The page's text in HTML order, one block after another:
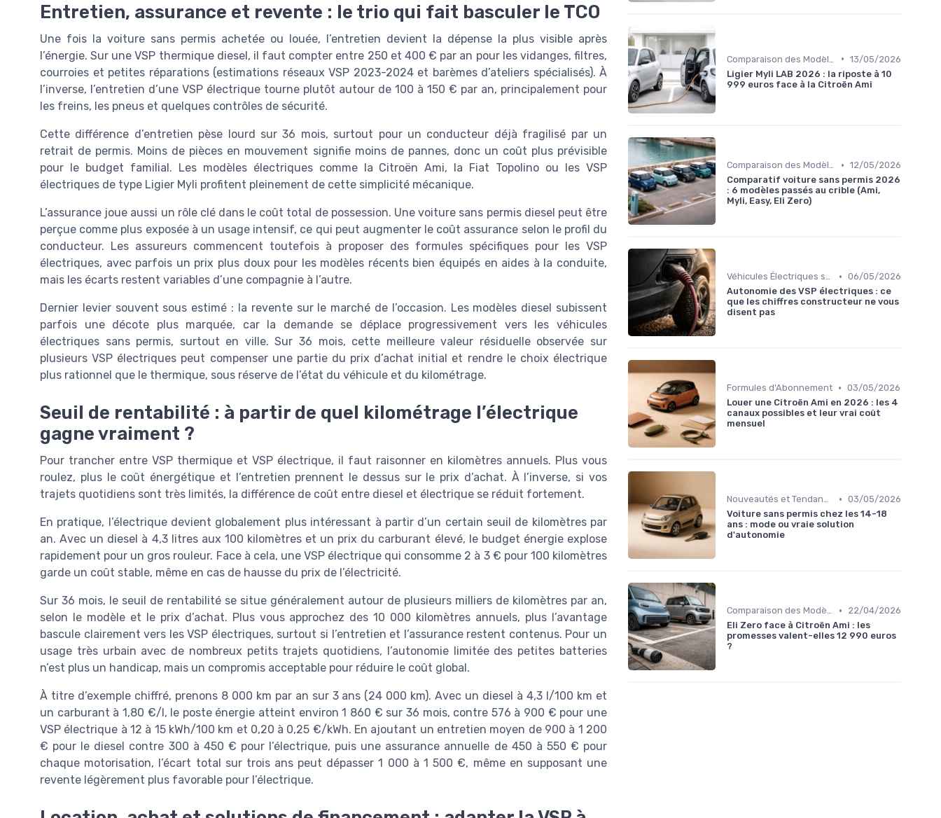
Entretien, assurance et revente : le trio qui fait basculer le TCO
Une fois la voiture sans permis achetée ou louée, l’entretien devient la dépense la plus visible après
l’énergie. Sur une VSP thermique diesel, il faut compter entre 250 et 400 € par an pour les vidanges, filtres,
courroies et petites réparations (estimations réseaux VSP 2023-2024 et barèmes d’ateliers spécialisés). À
l’inverse, l’entretien d’une VSP électrique tourne plutôt autour de 100 à 150 € par an, principalement pour
les freins, les pneus et quelques contrôles de sécurité.
Cette différence d’entretien pèse lourd sur 36 mois, surtout pour un conducteur déjà fragilisé par un
retrait de permis. Moins de pièces en mouvement signifie moins de pannes, donc un coût plus prévisible
pour le budget familial. Les modèles électriques comme la Citroën Ami, la Fiat Topolino ou les VSP
électriques de type Ligier Myli profitent pleinement de cette simplicité mécanique.
L’assurance joue aussi un rôle clé dans le coût total de possession. Une voiture sans permis diesel peut être
perçue comme plus exposée à un usage intensif, ce qui peut augmenter le coût assurance selon le profil du
conducteur. Les assureurs commencent toutefois à proposer des formules spécifiques pour les VSP
électriques, avec parfois un prix plus doux pour les modèles récents bien équipés en aides à la conduite,
mais les écarts restent variables d’une compagnie à l’autre.
Dernier levier souvent sous estimé : la revente sur le marché de l’occasion. Les modèles diesel subissent
parfois une décote plus marquée, car la demande se déplace progressivement vers les véhicules
électriques sans permis, surtout en ville. Sur 36 mois, cette meilleure valeur résiduelle observée sur
plusieurs VSP électriques peut compenser une partie du prix d’achat initial et rendre le choix électrique
plus rationnel que le thermique, sous réserve de l’état du véhicule et du kilométrage.
Seuil de rentabilité : à partir de quel kilométrage l’électrique
gagne vraiment ?
Pour trancher entre VSP thermique et VSP électrique, il faut raisonner en kilomètres annuels. Plus vous
roulez, plus le coût énergétique et l’entretien prennent le dessus sur le prix d’achat. À l’inverse, si vos
trajets quotidiens sont très limités, la différence de coût entre diesel et électrique se réduit fortement.
En pratique, l’électrique devient globalement plus intéressant à partir d’un certain seuil de kilomètres par
an. Avec un diesel à 4,3 litres aux 100 kilomètres et un prix du carburant élevé, le budget énergie explose
rapidement pour un gros rouleur. Face à cela, une VSP électrique qui consomme 2 à 3 € pour 100 kilomètres
garde un coût stable, même en cas de hausse du prix de l’électricité.
Sur 36 mois, le seuil de rentabilité se situe généralement autour de plusieurs milliers de kilomètres par an,
selon le modèle et le prix d’achat. Plus vous approchez des 10 000 kilomètres annuels, plus l’avantage
bascule clairement vers les VSP électriques, surtout si l’entretien et l’assurance restent contenus. Pour un
usage très urbain avec de nombreux petits trajets quotidiens, l’autonomie limitée des petites batteries
n’est plus un handicap, mais un compromis acceptable pour réduire le coût global.
À titre d’exemple chiffré, prenons 8 000 km par an sur 3 ans (24 000 km). Avec un diesel à 4,3 l/100 km et
un carburant à 1,80 €/l, le poste énergie atteint environ 1 860 € sur 36 mois, contre 576 à 900 € pour une
VSP électrique à 12 à 15 kWh/100 km et 0,20 à 0,25 €/kWh. En ajoutant un entretien moyen de 900 à 1 200
€ pour le diesel contre 300 à 450 € pour l’électrique, puis une assurance annuelle de 450 à 550 € pour
chaque motorisation, l’écart total sur trois ans peut dépasser 1 000 à 1 500 €, même en supposant une
revente légèrement plus favorable pour l’électrique.
• 13/05/2026
Ligier Myli LAB 2026 : la riposte à 10
999 euros face à la Citroën Ami
Comparaison des Modèles • 12/05/2026
Comparatif voiture sans permis 2026
: 6 modèles passés au crible (Ami,
Myli, Easy, Eli Zero)
Véhicules Électriques sans Permis • 06/05/2026
Autonomie des VSP électriques : ce
que les chiffres constructeur ne vous
disent pas
Formules d'Abonnement • 03/05/2026
Louer une Citroën Ami en 2026 : les 4
canaux possibles et leur vrai coût
mensuel
Nouveautés et Tendances • 03/05/2026
Voiture sans permis chez les 14-18
ans : mode ou vraie solution
d'autonomie
Comparaison des Modèles •
22/04/2026
Eli Zero face à Citroën Ami : les
promesses valent-elles 12 990 euros
?